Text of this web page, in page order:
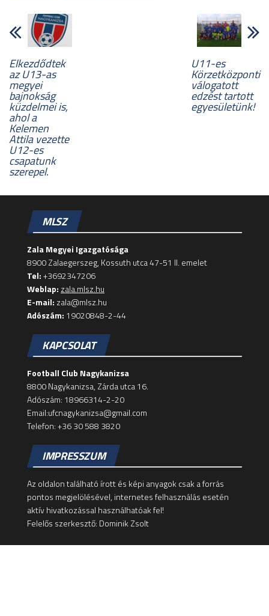
Elkezdődtek
az U13-as
megyei
bajnokság
küzdelmei is,
ahol a
Kelemen
Attila vezette
U12-es
csapatunk
szerepel.
U11-es
Körzetközponti
válogatott
edzést tartott
egyesületünk!
MLSZ
Zala Megyei Igazgatósága
8900 Zalaegerszeg, Kossuth utca 47-51 II. emelet
Tel:+3692347206
Weblap: zala.mlsz.hu
E-mail: zala@mlsz.hu
Adószám: 19020848-2-44
KAPCSOLAT
Football Club Nagykanizsa
8800 Nagykanizsa, Zárda utca 16.
Adószám: 18966314-2-20
Email:ufcnagykanizsa@gmail.com
Telefon: +36 30 588 3820
IMPRESSZUM
Az oldalon található írott és képi anyagok csak a forrás
pontos megjelölésével, internetes felhasználás esetén
aktív hivatkozással használhatóak fel!
Felelős szerkesztő: Dominik Zsolt